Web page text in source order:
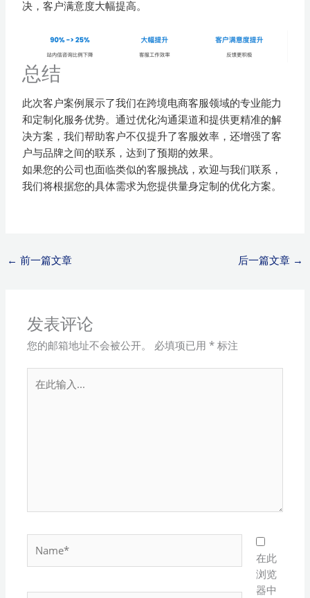
决，客户满意度大幅提高。
总结
此次客户案例展示了我们在跨境电商客服领域的专业能力
和定制化服务优势。通过优化沟通渠道和提供更精准的解
决方案，我们帮助客户不仅提升了客服效率，还增强了客
户与品牌之间的联系，达到了预期的效果。
如果您的公司也面临类似的客服挑战，欢迎与我们联系，
我们将根据您的具体需求为您提供量身定制的优化方案。
← 前一篇文章 后一篇文章 →
发表评论
您的邮箱地址不会被公开。 必填项已用* 标注
此
在此
浏览
器中